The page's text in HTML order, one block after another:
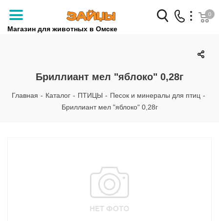
Магазин для животных в Омске
Заказать звонок
+7 (3812) 79-04-04
+7 (950) 959-88-32
0
Бриллиант мел "яблоко" 0,28г
Главная - Каталог - ПТИЦЫ - Песок и минералы для птиц -
Бриллиант мел "яблоко" 0,28г